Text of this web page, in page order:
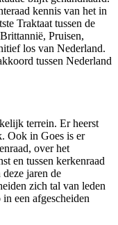
kennis van het in
Traktaat tussen de
Pruisen,
los van Nederland.
tussen Nederland
terrein. Er heerst
Ook in Goes is er
over het
en tussen kerkenraad
jaren de
zich tal van leden
een afgescheiden